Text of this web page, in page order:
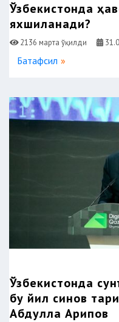
Ўзбекистонда
яхшиланади?
2136 марта ўқилди
Батафсил
Ўзбекистонда
бу йил синов
Абдулла Арипов